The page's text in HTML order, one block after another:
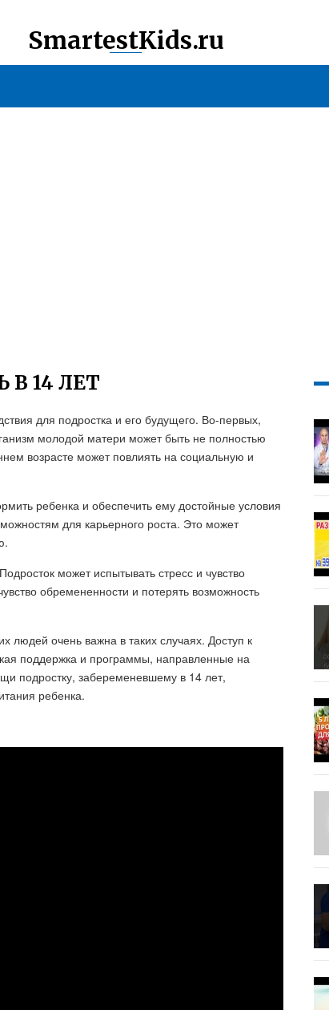
SmartestKids.ru
В 14 ЛЕТ
для подростка и его будущего. Во-первых,
молодой матери может быть не полностью
возрасте может повлиять на социальную и
ребенка и обеспечить ему достойные условия
для карьерного роста. Это может
может испытывать стресс и чувство
обремененности и потерять возможность
людей очень важна в таких случаях. Доступ к
поддержка и программы, направленные на
подростку, забеременевшему в 14 лет,
ребенка.